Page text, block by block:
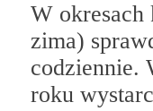
W
zima)
codziennie.
roku